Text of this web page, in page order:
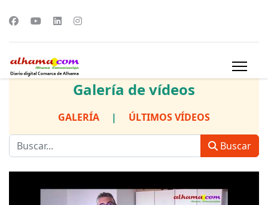
Galería de vídeos
GALERÍA | ÚLTIMOS VÍDEOS
Buscar